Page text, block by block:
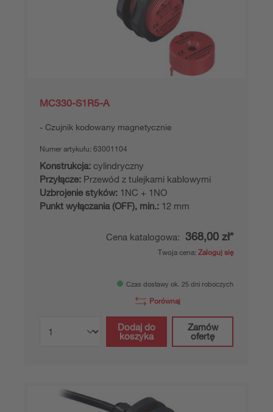
MC330-S1R5-A
Czujnik kodowany magnetycznie
Numer artykułu: 63001104
Konstrukcja: cylindryczny
Przyłącze: Przewód z tulejkami kablowymi
Uzbrojenie styków: 1NC + 1NO
Punkt wyłączania (OFF), min.: 12 mm
Cena katalogowa: 368,00 zł*
Twoja cena: Zaloguj się
Czas dostawy ok. 25 dni roboczych
Porównaj
Dodaj do
koszyka
Zamów
ofertę